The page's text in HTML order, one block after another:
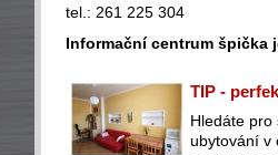
tel.: 261 225 304
Informační centrum špička
TIP -
Hledáte pro
ubytování v